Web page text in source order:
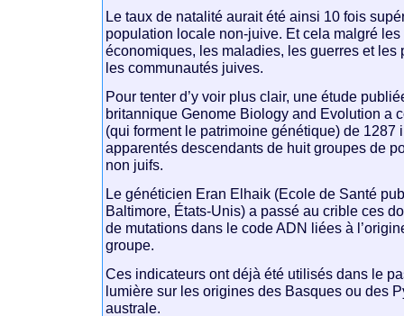
Le taux de natalité aurait été ainsi 10 fois
population locale non-juive. Et cela malgré
économiques, les maladies, les guerres et les
les communautés juives.
Pour tenter d’y voir plus clair, une étude
britannique Genome Biology and Evolution a
(qui forment le patrimoine génétique) de 1287
apparentés descendants de huit groupes de
non juifs.
Le généticien Eran Elhaik (Ecole de Santé
Baltimore, États-Unis) a passé au crible ces
de mutations dans le code ADN liées à
groupe.
Ces indicateurs ont déjà été utilisés dans le
lumière sur les origines des Basques ou des
australe.